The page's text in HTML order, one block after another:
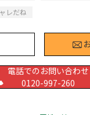
レだね
電話でのお問い合わせ
0120-997-260